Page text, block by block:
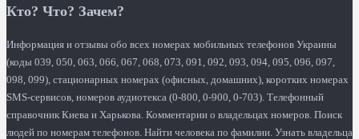
Кто? Что? Зачем?
Информация и отзывы обо всех номерах мобильных телефонов Украины
(коды 039, 050, 063, 066, 067, 068, 073, 091, 092, 093, 094, 095, 096, 097,
098, 099), стационарных номерах (офисных, домашних), коротких номерах
SMS-сервисов, номеров аудиотекса (0-800, 0-900, 0-703). Телефонный
справочник Киева и Харькова. Комментарии о владельцах номеров. Поиск
людей по номерам телефонов. Найти человека по фамилии. Узнать владельца